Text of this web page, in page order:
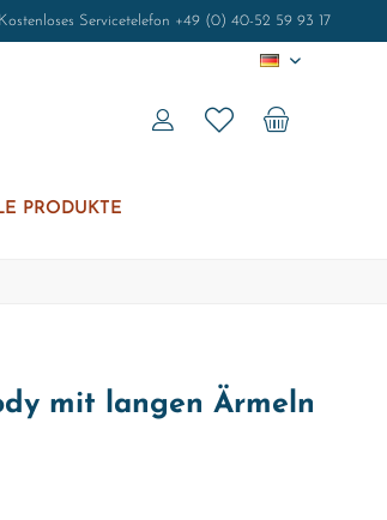
Kostenloses Servicetelefon +49 (0) 40-52 59 93 17
DE
PRODUKTE
mit langen Ärmeln